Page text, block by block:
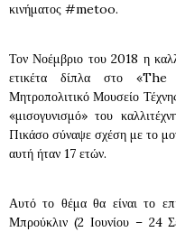
κινήματος #metoo.
Τον Νοέμβριο του 2018 η
ετικέτα δίπλα στο
Μητροπολιτικό Μουσείο
«μισογυνισμό» του
Πικάσο σύναψε σχέση με το
αυτή ήταν 17 ετών.
Αυτό το θέμα θα είναι το
Μπρούκλιν (2 Ιουνίου – 24